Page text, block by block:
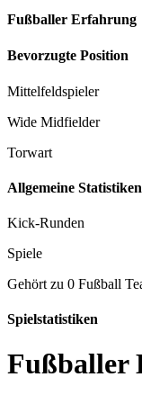
Fußballer Erfahrung
Bevorzugte Position
Mittelfeldspieler
Wide Midfielder
Torwart
Allgemeine Statistiken
Kick-Runden
Spiele
Gehört zu 0 Fußball
Spielstatistiken
Fußballer